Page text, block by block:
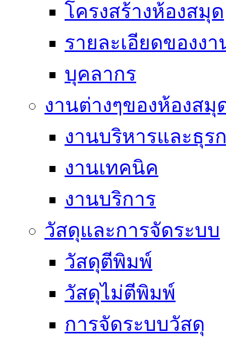
โครงสร้างห้องสมุด
รายละเอียดของง
บุคลากร
งานต่างๆของห้องสมุ
งานบริหารและธุร
งานเทคนิค
งานบริการ
วัสดุและการจัดระบบ
วัสดุตีพิมพ์
วัสดุไม่ตีพิมพ์
การจัดระบบวัสดุ